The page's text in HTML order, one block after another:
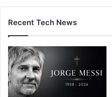
Recent Tech News